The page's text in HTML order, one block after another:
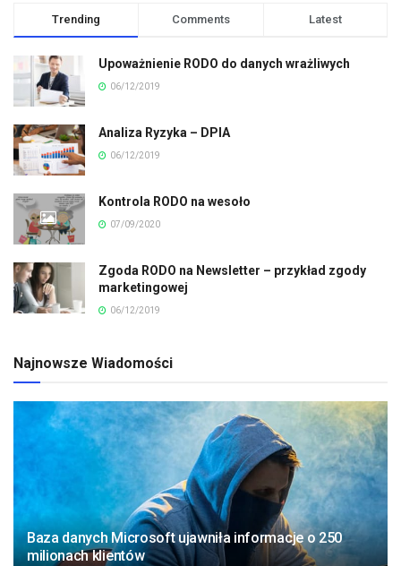
Trending Comments Latest
Upoważnienie RODO do danych wrażliwych
06/12/2019
Analiza Ryzyka – DPIA
06/12/2019
Kontrola RODO na wesoło
07/09/2020
Zgoda RODO na Newsletter – przykład zgody
marketingowej
06/12/2019
Najnowsze Wiadomości
Baza danych Microsoft ujawniła informacje o 250
milionach klientów